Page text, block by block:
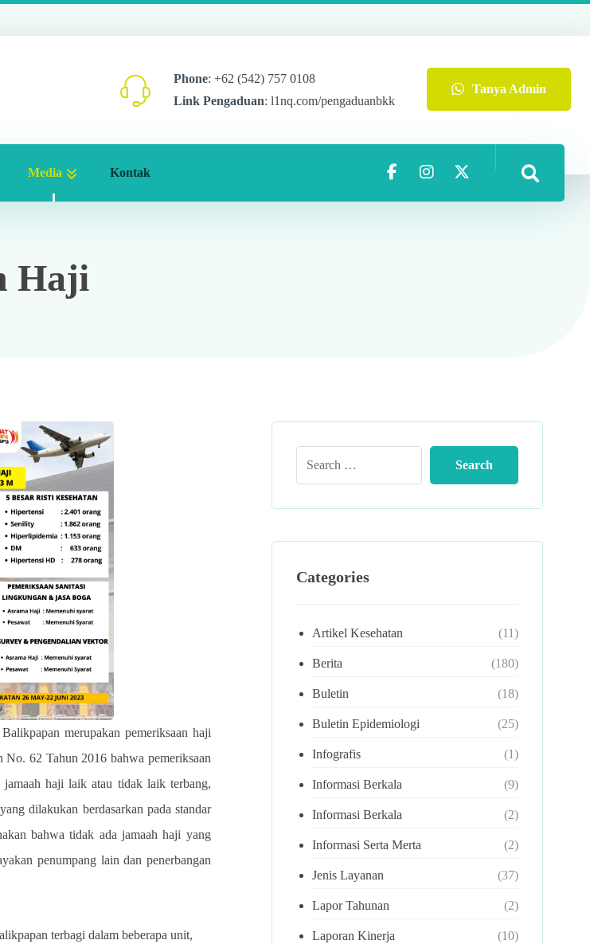
Tanya Admin
Phone: +62 (542) 757 0108
Link Pengaduan: l1nq.com/pengaduanbkk
Media Kontak
Haji
merupakan pemeriksaan haji
No. 62 Tahun 2016 bahwa pemeriksaan
jamaah haji laik atau tidak laik terbang,
dilakukan berdasarkan pada standar
bahwa tidak ada jamaah haji yang
penumpang lain dan penerbangan
terbagi dalam beberapa unit,
Categories
Artikel Kesehatan (11)
Berita (180)
Buletin (18)
Buletin Epidemiologi (25)
Infografis (1)
Informasi Berkala (9)
Informasi Berkala (2)
Informasi Serta Merta (2)
Jenis Layanan (37)
Lapor Tahunan (2)
Laporan Kinerja (10)